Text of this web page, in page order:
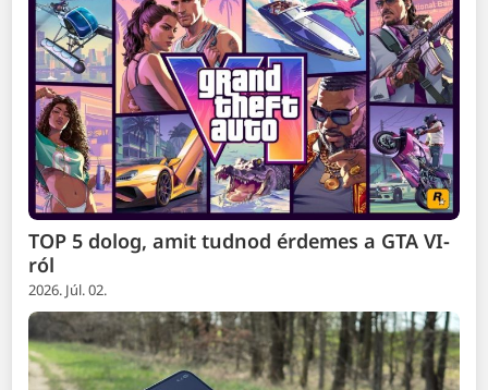
TOP 5 dolog, amit tudnod érdemes a GTA VI-
ról
2026. Júl. 02.